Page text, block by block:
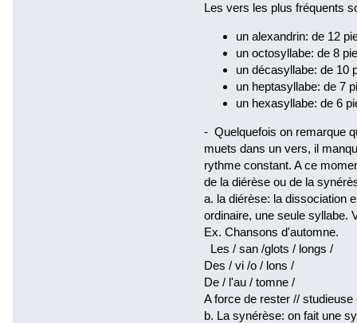
Les vers les plus fréquents
un alexandrin: de 12
un octosyllabe: de 8
un décasyllabe: de 10
un heptasyllabe: de 7
un hexasyllabe: de 6
- Quelquefois on remarque
muets dans un vers, il
rythme constant. A ce
de la diérèse ou de la
a. la diérèse: la dissociation
ordinaire, une seule syllabe.
Ex. Chansons d'automne.
Les / san /glots / longs /
Des / vi /o / lons /
De / l'au / tomne /
A force de rester // studieuse
b. La synérèse: on fait une